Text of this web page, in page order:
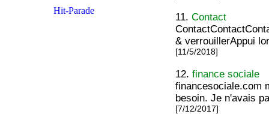
11.Contact
& verrouillerAppui
[11/5/2018]
12.finance sociale
financesociale.com
besoin. Je n'avais
[7/12/2017]